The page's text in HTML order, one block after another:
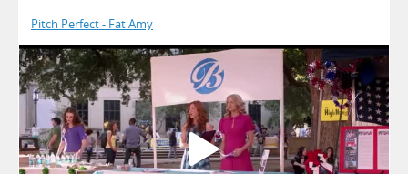
Pitch Perfect - Fat Amy